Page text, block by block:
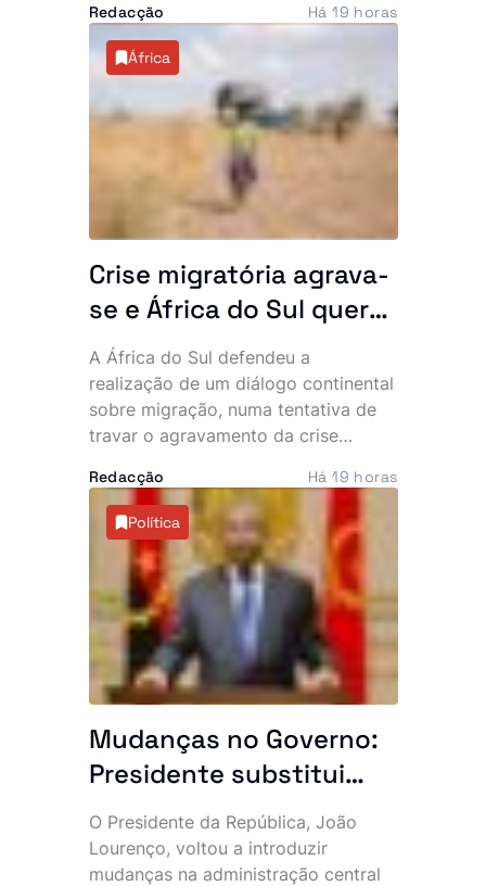
empreitada, iniciada em 2023,
apresenta uma execução física
inferior a 50%, quando já deveria
rondar os 80%. Apesar do cenário, a
governante acredita que a unidade
poderá ser concluída e inaugurada
ainda este ano.
Redacção Há 19 horas
África
Crise migratória agrava-
se e África do Sul quer
resposta conjunta do
continente
A África do Sul defendeu a
realização de um diálogo continental
sobre migração, numa tentativa de
travar o agravamento da crise
manifestações anti-imigração e
ataques contra cidadãos
estrangeiros. O tema deverá dominar
a próxima cimeira da Comunidade de
Desenvolvimento da África Austral
(SADC), marcada para este mês, em
Durban.
Redacção Há 19 horas
Política
Mudanças no Governo:
Presidente substitui
altos responsáveis do
Estado
O Presidente da República, João
Lourenço, voltou a introduzir
mudanças na administração central